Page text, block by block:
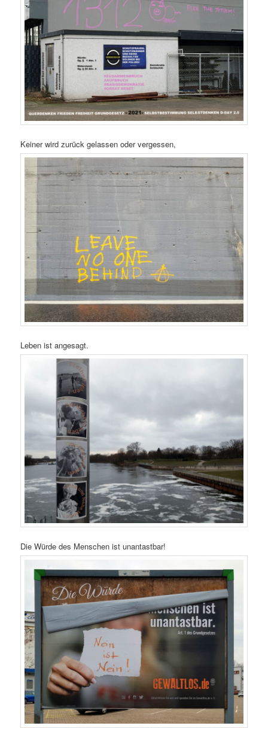
Keiner wird zurück gelassen oder vergessen,
Leben ist angesagt.
Die Würde des Menschen ist unantastbar!